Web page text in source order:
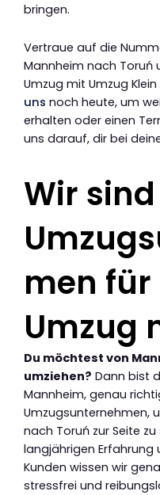
bringen.
Vertraue auf die
Mannheim nach Toruń
Umzug mit Umzug
uns noch heute, um
erhalten oder einen
uns darauf, dir bei
Wir
men für
Umzug
Du möchtest von
umziehen? Dann bist
Mannheim, genau
Umzugsunternehmen,
nach Toruń zur Seite
langjährigen Erfahrung
Kunden wissen wir
stressfrei und